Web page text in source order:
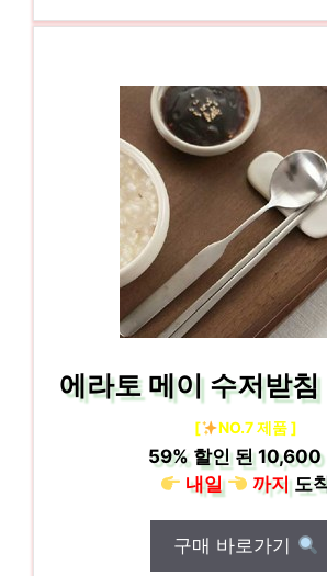
에라토 메이 수저받
[ NO.7 제품 ]
59%할인 된10,600
내일
까지도
구매 바로가기